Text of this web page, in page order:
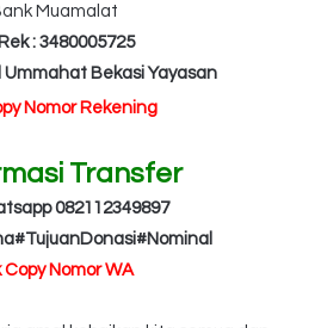
Muamalat
: 3480005725
Ummahat Bekasi Yayasan
Nomor Rekening
Transfer
082112349897
Copy Nomor WA